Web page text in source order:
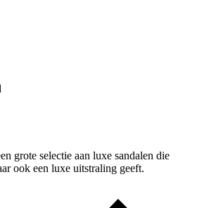
grote selectie aan luxe sandalen die
ook een luxe uitstraling geeft.